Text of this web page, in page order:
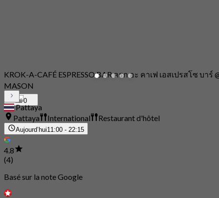
0
KROK-A-CAFÉ ESPRESSO BAR ครก อะ คาเฟ เอสเปรสโซ บาร์
MASON
Pattaya
Pattaya
International Restaurant d'hôtel
Aujourd’hui11:00 - 22:15
4.8
(4)
Basé sur la note Google